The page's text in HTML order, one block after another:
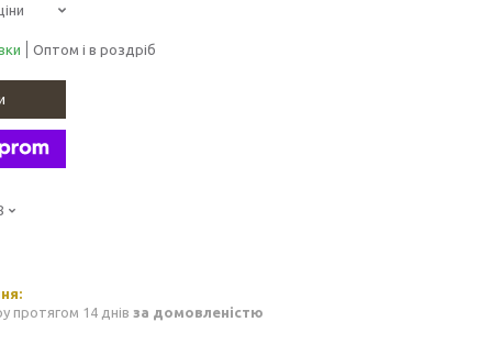
Оптом і в роздріб
протягом 14 днів за домовленістю